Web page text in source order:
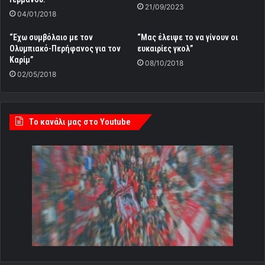
04/01/2018
21/09/2023
“Εχω συμβόλαιο με τον
Oλυμπιακό-Περήφανος για τον
Καρίμ”
02/05/2018
“Μας έλειψε το να γίνουν οι
ευκαιρίες γκολ”
08/10/2018
Tο κανάλι μας στο Youtube